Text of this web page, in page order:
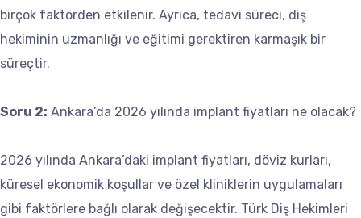
birçok faktörden etkilenir. Ayrıca, tedavi süreci, diş
hekiminin uzmanlığı ve eğitimi gerektiren karmaşık bir
süreçtir.
Soru 2: Ankara’da 2026 yılında implant fiyatları ne olacak?
2026 yılında Ankara’daki implant fiyatları, döviz kurları,
küresel ekonomik koşullar ve özel kliniklerin uygulamaları
gibi faktörlere bağlı olarak değişecektir. Türk Diş Hekimleri